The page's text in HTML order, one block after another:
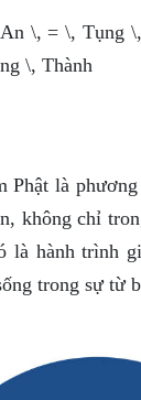
\, = \, Tụng
\, Thành
Phật là
không chỉ
là hành trình
trong sự từ